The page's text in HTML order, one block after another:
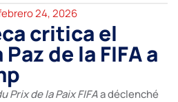
24, 2026
critica el
de la FIFA a
Prix de la Paix FIFAa déclenché